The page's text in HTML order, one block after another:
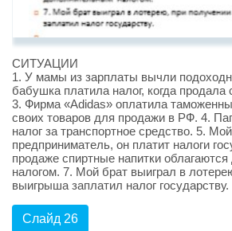
СИТУАЦИИ
1. У мамы из зарплаты вычли
бабушка платила налог, когда
3. Фирма «Adidas» оплатила
своих товаров для продажи в РФ. 4.
налог за транспортное средство. 5.
предприниматель, он платит налоги
продаже спиртные напитки
налогом. 7. Мой брат выиграл в
выигрыша заплатил налог государству.
Слайд 26